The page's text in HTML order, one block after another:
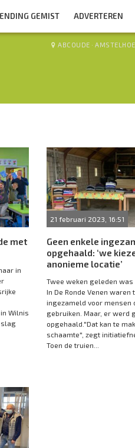
GEMIST ADVERTEREN
ABCOUDE ·
met
in
Wilnis
slag
21 februari 2023, 16:51
Geen enkele
opgehaald: ‘we
anonieme locatie’
Twee weken geleden
In De Ronde Venen
ingezameld voor mensen
gebruiken. Maar, er werd
opgehaald."Dat kan te
schaamte", zegt
Toen de truien...